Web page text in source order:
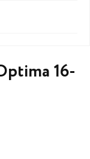
16-